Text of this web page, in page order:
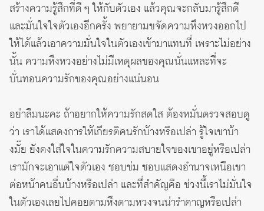
สร้างความรู้สึกที่ดี ๆ ให้กับตัวเอง แล้วคุณจะกลับมารู้สึกดี
และมั่นใจใจตัวเองอีกครั้ง พยายามขจัดความหึงหวงออกไป
ให้ได้แล้วเอาความมั่นใจในตัวเองเข้ามาแทนที่ เพราะไม่อย่าง
นั้น ความหึงหวงอย่างไม่มีเหตุผลของคุณนั่นแหละที่จะ
บั่นทอนความรักของคุณอย่างแน่นอน
อย่าลืมนะคะ ถ้าอยากให้ความรักสดใส ต้องหมั่นตรวจสอบดู
ว่า เราได้แสดงการให้เกียรติคนรักบ้างหรือเปล่า รู้ใจเขาบ้า
งมั๊ย ยังคงใส่ใจในความรักความสบายใจของเขาอยู่หรือเปล่า
เรามักจะเอาแต่ใจตัวเอง ชอบข่ม ชอบแสดงอำนาจเหนือเขา
ต่อหน้าคนอื่นบ้างหรือเปล่า และที่สำคัญคือ ช่วงนี้เราไม่มั่นใจ
ในตัวเองเลยไปคอยตามหึงตามหวงจนน่ารำคาญหรือเปล่า